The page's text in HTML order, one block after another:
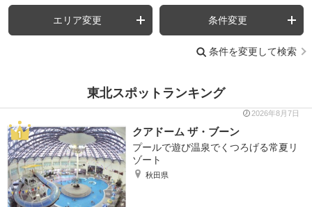
エリア変更 条件変更
条件を変更して検索
東北スポットランキング
2026年8月7日
クアドーム ザ・ブーン
プールで遊び温泉でくつろげる常夏リ
ゾート
秋田県